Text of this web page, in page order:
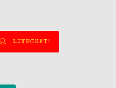
LIVECHAT!